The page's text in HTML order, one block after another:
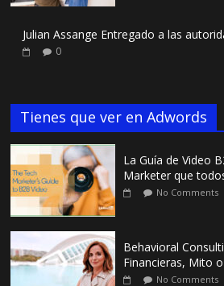
Julian Assange Entregado a las
0
Tienes que ver en Adwords
La Guía de Video
Marketer que
No Comments
Behavioral
Financieras, Mito
No Comments